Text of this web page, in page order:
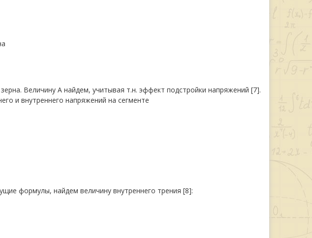
зерна. Величину А найдем, учитывая т.н. эффект подстройки напряжений [7].
и внутреннего напряжений на сегменте
формулы, найдем величину внутреннего трения [8]: